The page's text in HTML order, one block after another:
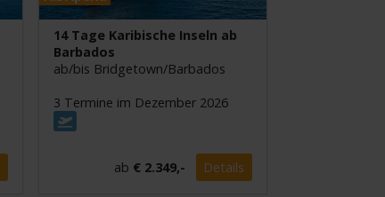
14 Tage Karibische Inseln ab
Barbados
ab/bis Bridgetown/Barbados
3 Termine im Dezember 2026
ab € 2.349,- Details